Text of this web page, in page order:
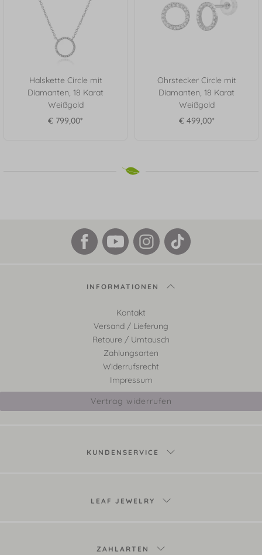
Halskette Circle mit
Diamanten, 18 Karat
Weißgold
€ 799,00*
Ohrstecker Circle mit
Diamanten, 18 Karat
Weißgold
€ 499,00*
INFORMATIONEN
Kontakt
Versand / Lieferung
Retoure / Umtausch
Zahlungsarten
Widerrufsrecht
Impressum
Vertrag widerrufen
KUNDENSERVICE
LEAF JEWELRY
ZAHLARTEN